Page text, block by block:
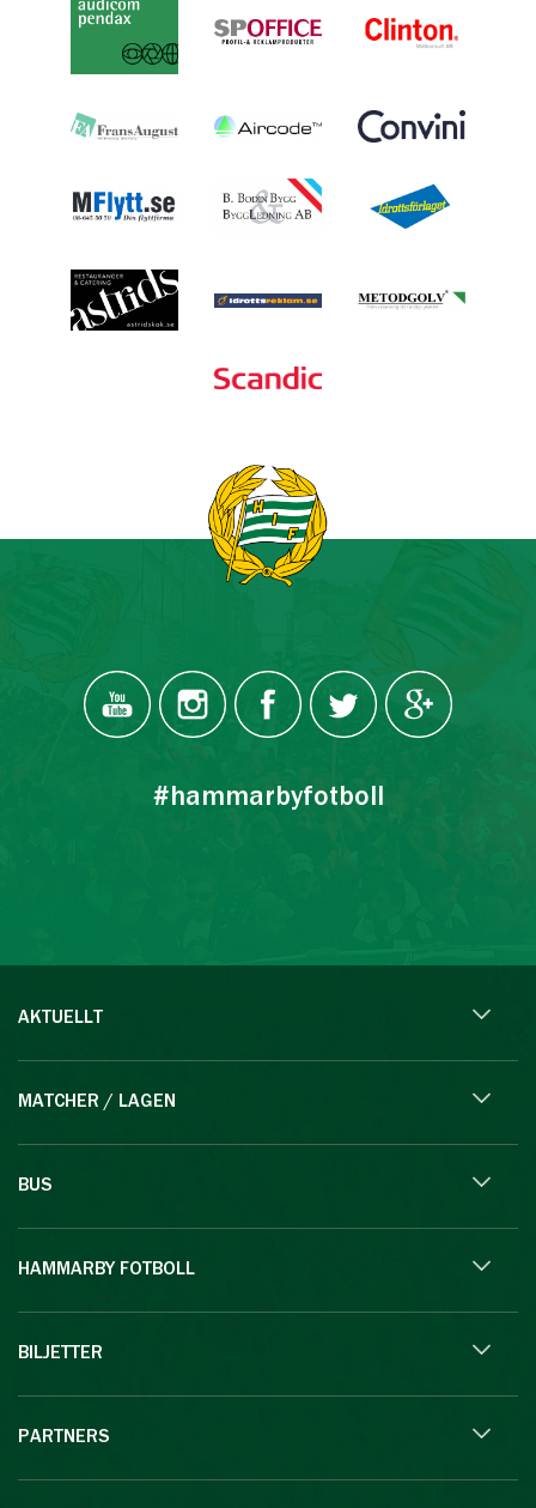
#hammarbyfotboll
AKTUELLT
MATCHER / LAGEN
BUS
HAMMARBY FOTBOLL
BILJETTER
PARTNERS